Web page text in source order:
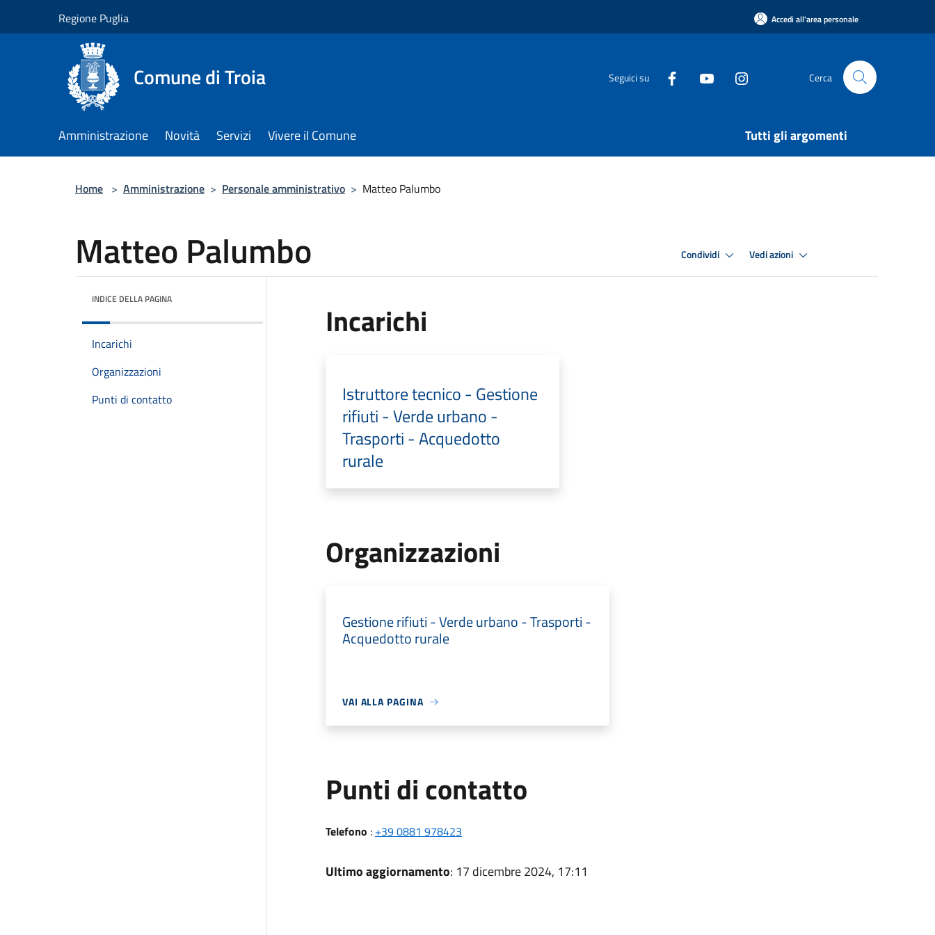
Regione Puglia Accedi all'area personale
Comune di Troia Seguici su Cerca
Amministrazione Novità Servizi Vivere il Comune Tutti gli argomenti
Home > Amministrazione > Personale amministrativo > Matteo Palumbo
Matteo Palumbo Condividi Vedi azioni
INDICE DELLA PAGINA
Incarichi
Organizzazioni
Punti di contatto
Incarichi
Istruttore tecnico - Gestione
rifiuti - Verde urbano -
Trasporti - Acquedotto
rurale
Organizzazioni
Gestione rifiuti - Verde urbano - Trasporti -
Acquedotto rurale
VAI ALLA PAGINA
Punti di contatto
Telefono : +39 0881 978423
Ultimo aggiornamento: 17 dicembre 2024, 17:11